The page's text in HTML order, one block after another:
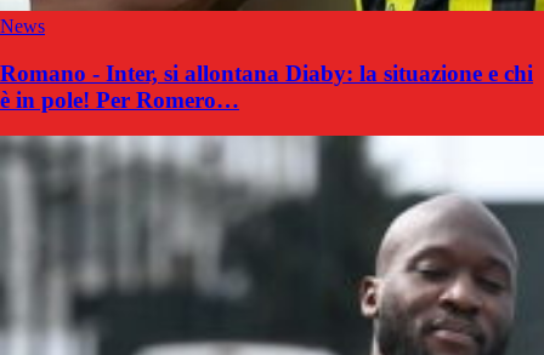
News
Romano - Inter, si allontana Diaby: la situazione e chi
è in pole! Per Romero…